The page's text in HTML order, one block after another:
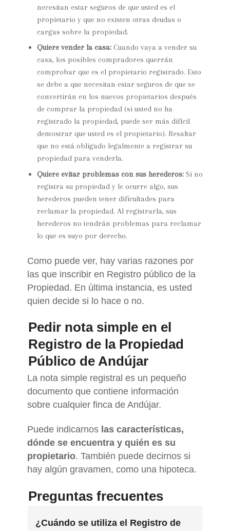
necesitan estar seguros de que usted es el
propietario y que no existen otras deudas o
cargas sobre la propiedad.
Quiere vender la casa:Cuando vaya a vender su
casa, los posibles compradores querrán
comprobar que es el propietario registrado. Esto
se debe a que necesitan estar seguros de que se
convertirán en los nuevos propietarios después
de comprar la propiedad (si usted no ha
registrado la propiedad, puede ser más difícil
demostrar que usted es el propietario). Resaltar
que no está obligado legalmente a registrar su
propiedad para venderla.
Quiere evitar problemas con sus herederos:Si no
registra su propiedad y le ocurre algo, sus
herederos pueden tener dificultades para
reclamar la propiedad. Al registrarla, sus
herederos no tendrán problemas para reclamar
lo que es suyo por derecho.
Como puede ver, hay varias razones por
las que inscribir en Registro público de la
Propiedad. En última instancia, es usted
quien decide si lo hace o no.
Pedir nota simple en el
Registro de la Propiedad
Público de Andújar
La nota simple registral es un pequeño
documento que contiene información
sobre cualquier finca de Andújar.
Puede indicarnos las características,
dónde se encuentra y quién es su
propietario. También puede decirnos si
hay algún gravamen, como una hipoteca.
Preguntas frecuentes
¿Cuándo se utiliza el Registro de